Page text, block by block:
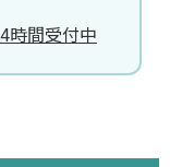
時間受付中